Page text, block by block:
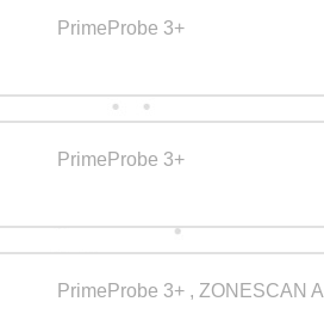
PrimeProbe 3+
PrimeProbe 3+
PrimeProbe 3+ , ZONESCAN AI